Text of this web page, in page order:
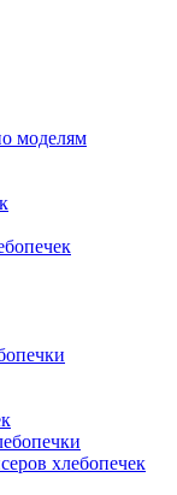
моделям
хлебопечек